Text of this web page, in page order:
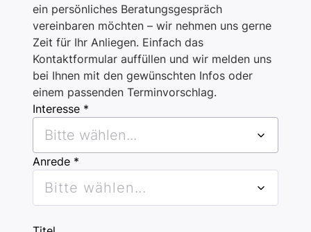
ein persönliches Beratungsgespräch
vereinbaren möchten – wir nehmen uns gerne
Zeit für Ihr Anliegen. Einfach das
Kontaktformular auffüllen und wir melden uns
bei Ihnen mit den gewünschten Infos oder
einem passenden Terminvorschlag.
Interesse *
Bitte wählen...
Anrede *
Bitte wählen...